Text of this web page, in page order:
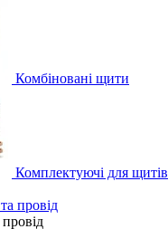
Комбіновані щити
Комплектуючі для щитів
провід